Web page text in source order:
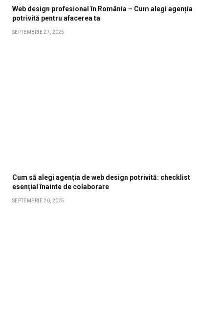
Web design profesional în România – Cum alegi agenția
potrivită pentru afacerea ta
SEPTEMBRIE 27, 2025
Cum să alegi agenția de web design potrivită: checklist
esențial înainte de colaborare
SEPTEMBRIE 20, 2025